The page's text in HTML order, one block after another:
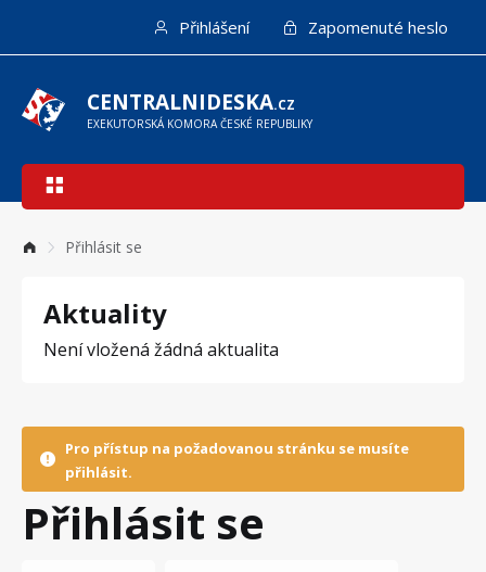
hlavnímu
obsahu
Přihlášení Zapomenuté heslo
CENTRALNIDESKA.CZ
EXEKUTORSKÁ KOMORA ČESKÉ REPUBLIKY
Hlavní
Přihlásit se
Aktuality
Není vložená žádná aktualita
Pro přístup na požadovanou stránku se musíte
přihlásit.
Přihlásit se